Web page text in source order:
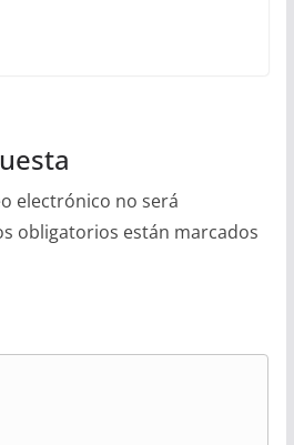
electrónico no será
obligatorios están marcados